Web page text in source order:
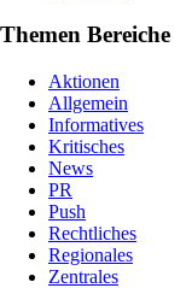
Themen Bereiche
Aktionen
Allgemein
Informatives
Kritisches
News
PR
Push
Rechtliches
Regionales
Zentrales